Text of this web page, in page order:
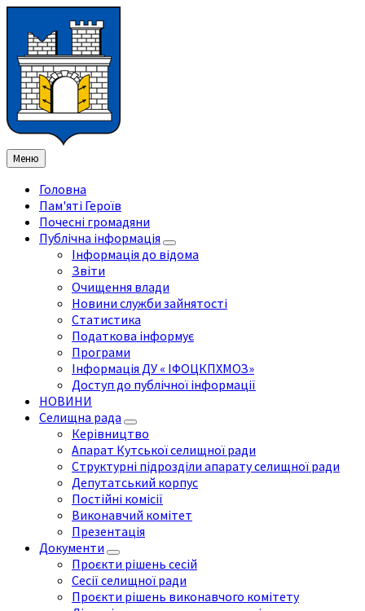
змісту
ліву
бічну
панель
праву
бічну
панель
нижнього
колонтитула
Меню
Головна
Пам'яті Героїв
Почесні громадяни
Публічна інформація
Інформація до відома
Звіти
Очищення влади
Новини служби зайнятості
Статистика
Податкова інформує
Програми
Інформація ДУ « ІФОЦКПХМОЗ»
Доступ до публічної інформації
НОВИНИ
Селищна рада
Керівництво
Апарат Кутської селищної ради
Структурні підрозділи апарату селищної ради
Депутатський корпус
Постійні комісії
Виконавчий комітет
Презентація
Документи
Проєкти рішень сесій
Сесії селищної ради
Проєкти рішень виконавчого комітету